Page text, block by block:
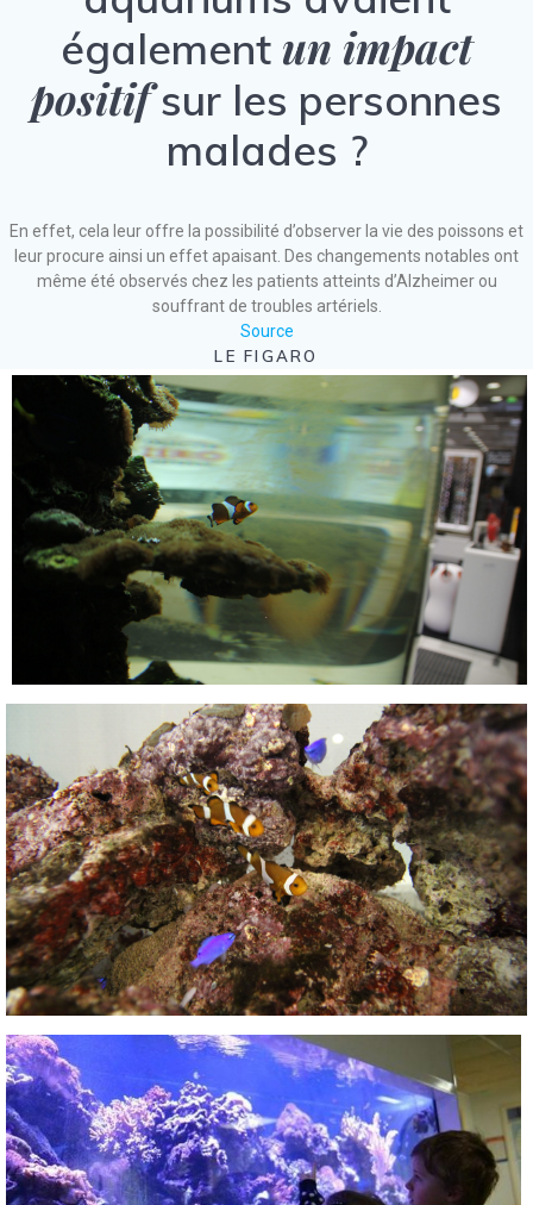
également un impact
positifsur les personnes
malades ?
En effet, cela leur offre la possibilité d’observer la vie des poissons et
leur procure ainsi un effet apaisant. Des changements notables ont
même été observés chez les patients atteints d’Alzheimer ou
souffrant de troubles artériels.
Source
LE FIGARO